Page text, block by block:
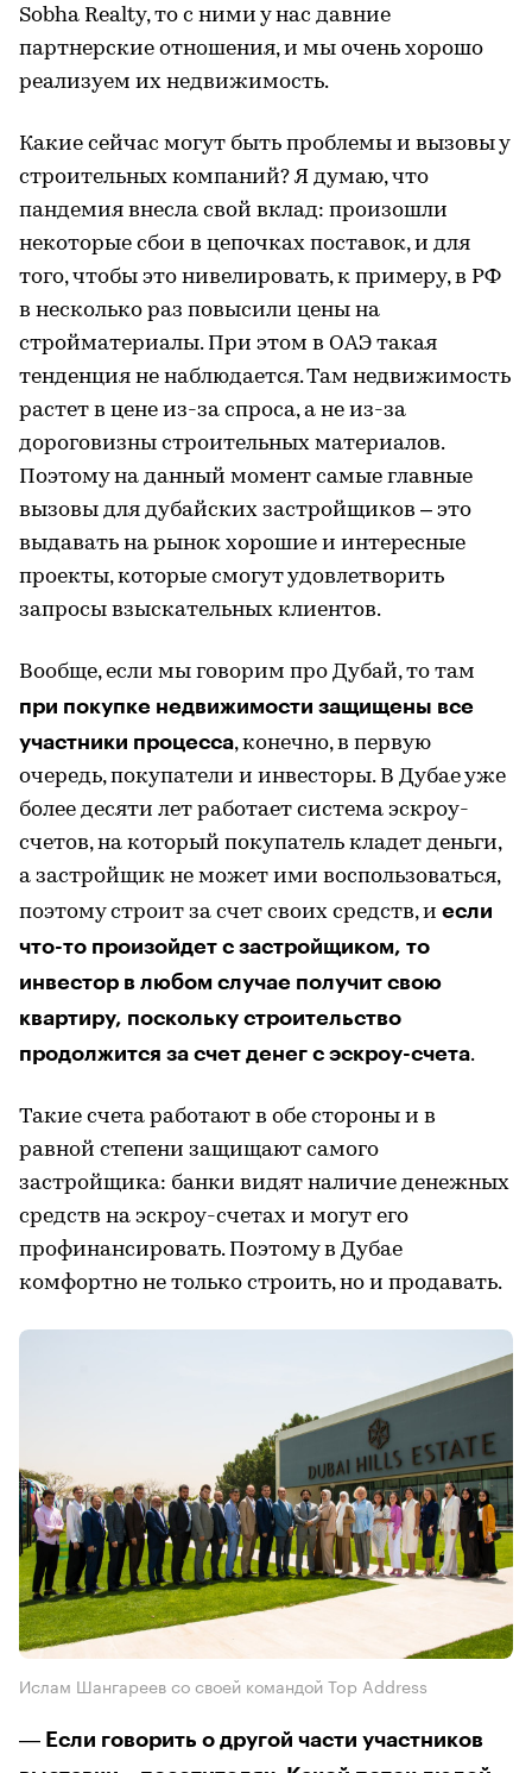
Sobha Realty, то с ними у нас давние
партнерские отношения, и мы очень хорошо
реализуем их недвижимость.
Какие сейчас могут быть проблемы и вызовы у
строительных компаний? Я думаю, что
пандемия внесла свой вклад: произошли
некоторые сбои в цепочках поставок, и для
того, чтобы это нивелировать, к примеру, в РФ
в несколько раз повысили цены на
стройматериалы. При этом в ОАЭ такая
тенденция не наблюдается. Там недвижимость
растет в цене из-за спроса, а не из-за
дороговизны строительных материалов.
Поэтому на данный момент самые главные
вызовы для дубайских застройщиков – это
выдавать на рынок хорошие и интересные
проекты, которые смогут удовлетворить
запросы взыскательных клиентов.
Вообще, если мы говорим про Дубай, то там
при покупке недвижимости защищены все
участники процесса, конечно, в первую
очередь, покупатели и инвесторы. В Дубае уже
более десяти лет работает система эскроу-
счетов, на который покупатель кладет деньги,
а застройщик не может ими воспользоваться,
поэтому строит за счет своих средств, и если
что-то произойдет с застройщиком, то
инвестор в любом случае получит свою
квартиру, поскольку строительство
продолжится за счет денег с эскроу-счета.
Такие счета работают в обе стороны и в
равной степени защищают самого
застройщика: банки видят наличие денежных
средств на эскроу-счетах и могут его
профинансировать. Поэтому в Дубае
комфортно не только строить, но и продавать.
Ислам Шангареев со своей командой Top Address
— Если говорить о другой части участников